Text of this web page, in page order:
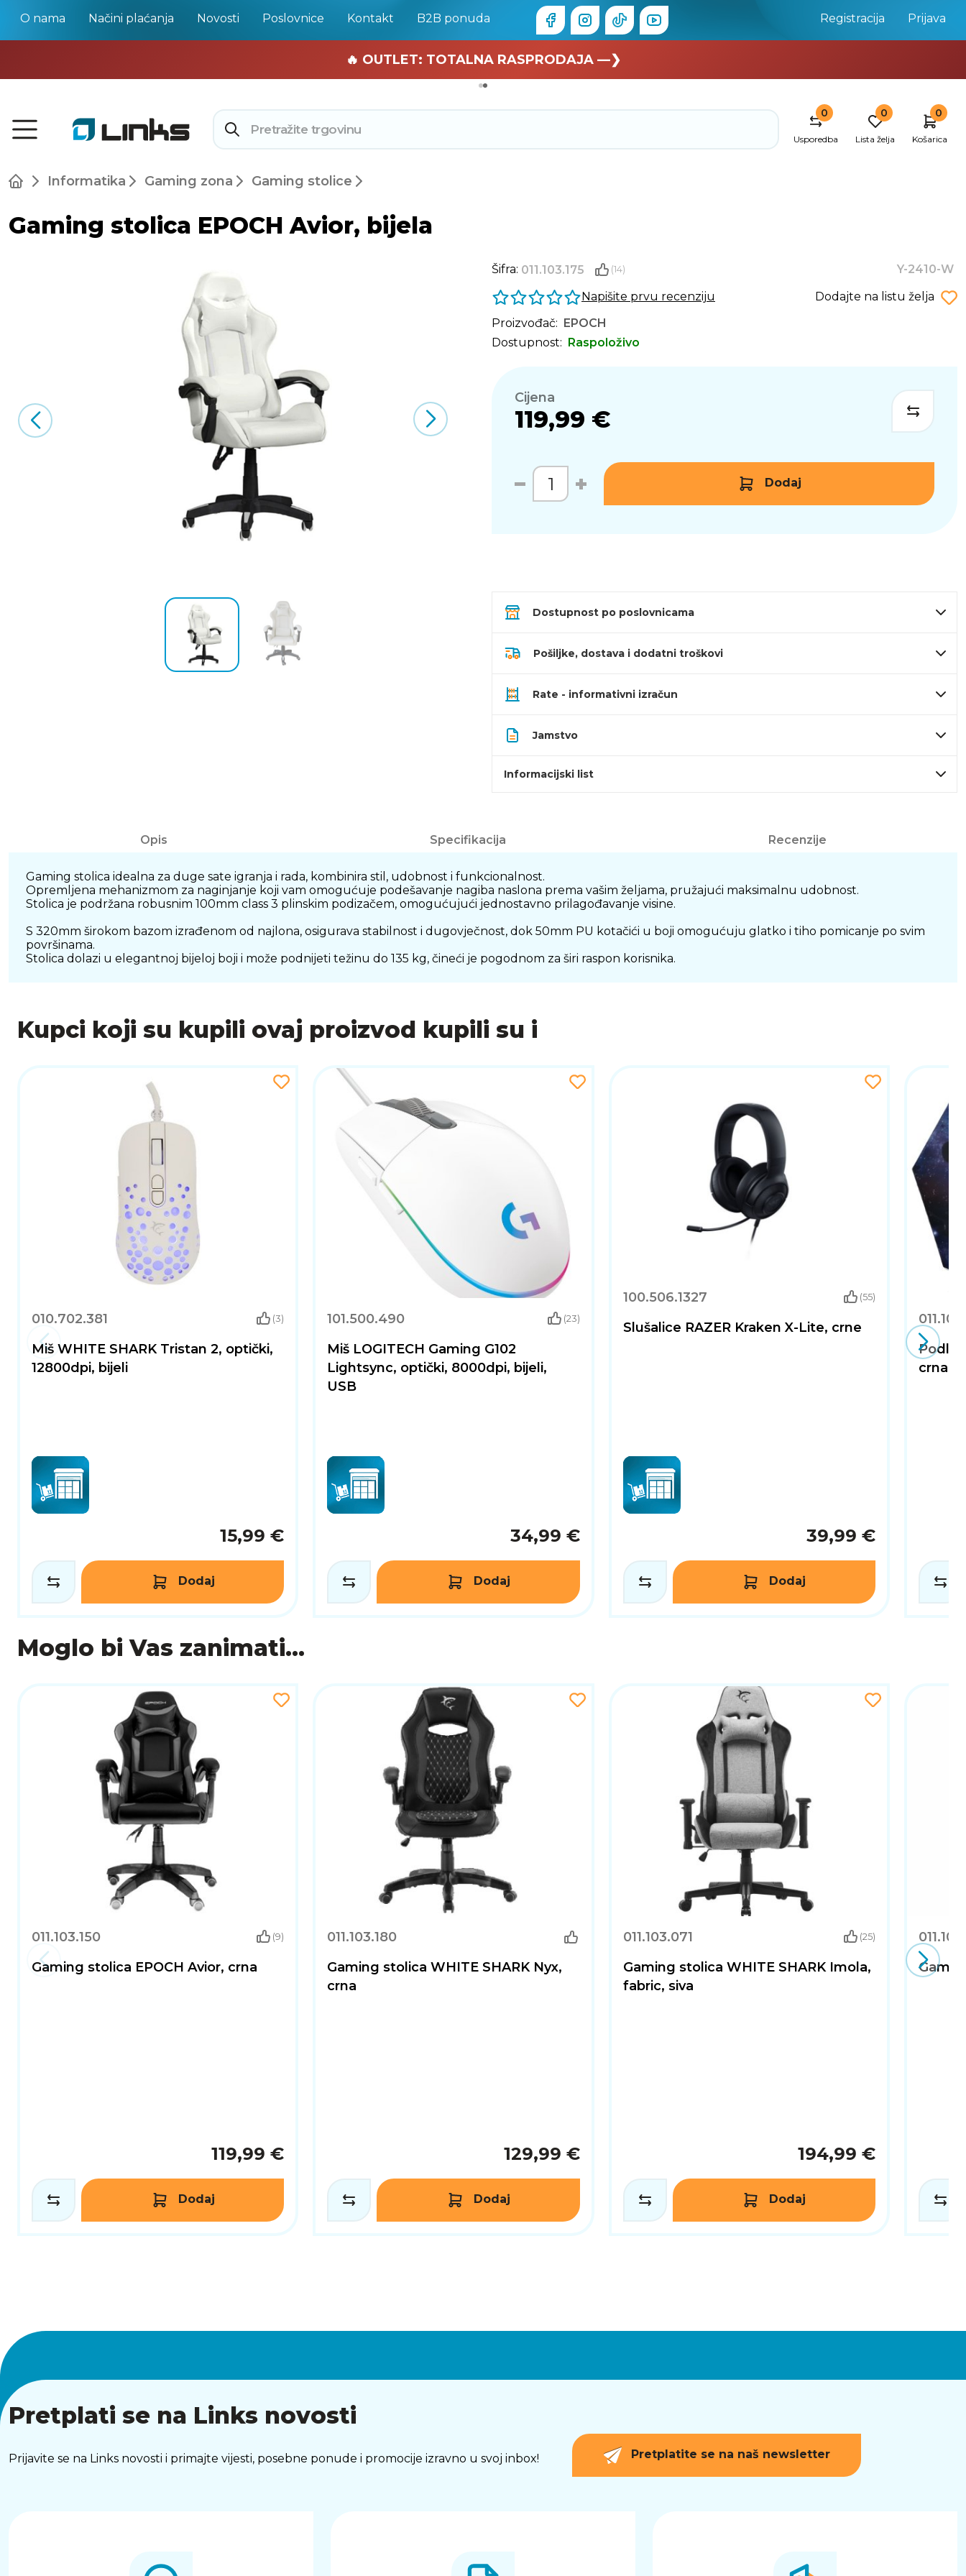
O nama Načini plaćanja Novosti Poslovnice Kontakt B2B ponuda Registracija Prijava
🏄 Zaslužuješ odmor —❯
🔥 OUTLET: TOTALNA RASPRODAJA —❯
0
Usporedba
0
Lista želja
0
Košarica
Informatika Gaming zona Gaming stolice
Gaming stolica EPOCH Avior, bijela
Šifra: 011.103.175 (14)
Y-2410-W
Napišite prvu recenziju
Dodajte na listu želja
Proizvođač: EPOCH
Dostupnost: Raspoloživo
Cijena
119,99 €
Dodaj
Dostupnost po poslovnicama
Pošiljke, dostava i dodatni troškovi
Rate - informativni izračun
Jamstvo
Informacijski list
Opis Specifikacija Recenzije
Gaming stolica idealna za duge sate igranja i rada, kombinira stil, udobnost i funkcionalnost.
Opremljena mehanizmom za naginjanje koji vam omogućuje podešavanje nagiba naslona prema vašim željama, pružajući maksimalnu udobnost.
Stolica je podržana robusnim 100mm class 3 plinskim podizačem, omogućujući jednostavno prilagođavanje visine.
S 320mm širokom bazom izrađenom od najlona, osigurava stabilnost i dugovječnost, dok 50mm PU kotačići u boji omogućuju glatko i tiho pomicanje po svim
površinama.
Stolica dolazi u elegantnoj bijeloj boji i može podnijeti težinu do 135 kg, čineći je pogodnom za širi raspon korisnika.
Kupci koji su kupili ovaj proizvod kupili su i
010.702.381 (3)
Miš WHITE SHARK Tristan 2, optički,
12800dpi, bijeli
15,99 €
Dodaj
101.500.490 (23)
Miš LOGITECH Gaming G102
Lightsync, optički, 8000dpi, bijeli,
USB
34,99 €
Dodaj
100.506.1327 (55)
Slušalice RAZER Kraken X-Lite, crne
39,99 €
Dodaj
crna
Moglo bi Vas zanimati...
011.103.150 (9)
Gaming stolica EPOCH Avior, crna
119,99 €
Dodaj
011.103.180
Gaming stolica WHITE SHARK Nyx,
crna
129,99 €
Dodaj
011.103.071 (25)
Gaming stolica WHITE SHARK Imola,
fabric, siva
194,99 €
Dodaj
Pretplati se na Links novosti
Prijavite se na Links novosti i primajte vijesti, posebne ponude i promocije izravno u svoj inbox! Pretplatite se na naš newsletter